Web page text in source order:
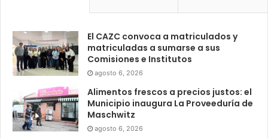
El CAZC convoca a matriculados y
matriculadas a sumarse a sus
Comisiones e Institutos
agosto 6, 2026
Alimentos frescos a precios justos: el
Municipio inaugura La Proveeduría de
Maschwitz
agosto 6, 2026